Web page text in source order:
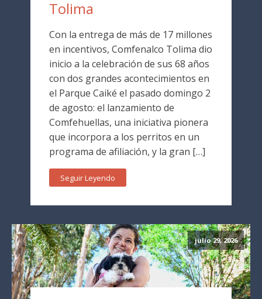
Tolima
Con la entrega de más de 17 millones
en incentivos, Comfenalco Tolima dio
inicio a la celebración de sus 68 años
con dos grandes acontecimientos en
el Parque Caiké el pasado domingo 2
de agosto: el lanzamiento de
Comfehuellas, una iniciativa pionera
que incorpora a los perritos en un
programa de afiliación, y la gran […]
Seguir Leyendo
julio 29, 2026